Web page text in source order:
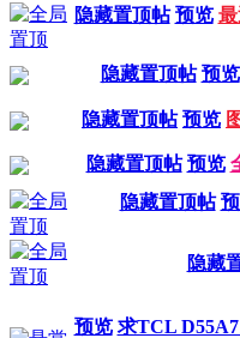
隐藏置顶帖 预览
隐藏置顶帖 预览
隐藏置顶帖 预览
隐藏置顶帖 预览
隐藏置顶帖
隐藏
预览 求TCL